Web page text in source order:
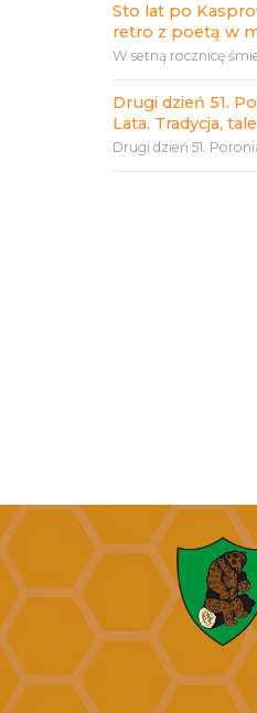
Sto lat po
retro z poetą w
W setną rocznicę
Drugi dzień 51.
Lata. Tradycja,
Drugi dzień 51.